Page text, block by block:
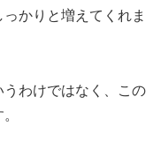
かりと増えてくれま
わけではなく、この